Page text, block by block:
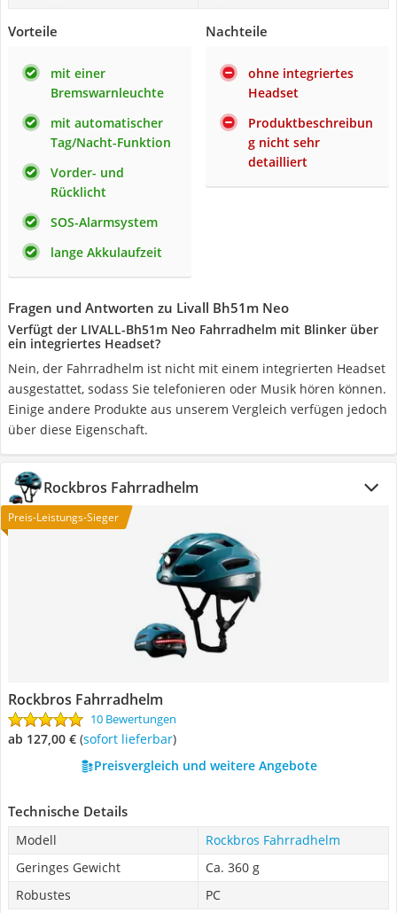
Vorteile
mit einer
Bremswarnleuchte
mit automatischer
Tag/Nacht-Funktion
Vorder- und
Rücklicht
SOS-Alarmsystem
lange Akkulaufzeit
Nachteile
ohne integriertes
Headset
Produktbeschreibun
g nicht sehr
detailliert
Fragen und Antworten zu Livall Bh51m Neo
Verfügt der LIVALL-Bh51m Neo Fahrradhelm mit Blinker über
ein integriertes Headset?
Nein, der Fahrradhelm ist nicht mit einem integrierten Headset
ausgestattet, sodass Sie telefonieren oder Musik hören können.
Einige andere Produkte aus unserem Vergleich verfügen jedoch
über diese Eigenschaft.
Rockbros Fahrradhelm
Preis-Leistungs-Sieger
Rockbros Fahrradhelm
10 Bewertungen
ab 127,00 € ( Sofort lieferbar)
Preisvergleich und weitere Angebote
Technische Details
Modell
Rockbros Fahrradhelm
Geringes Gewicht
Ca. 360 g
Robustes
PC